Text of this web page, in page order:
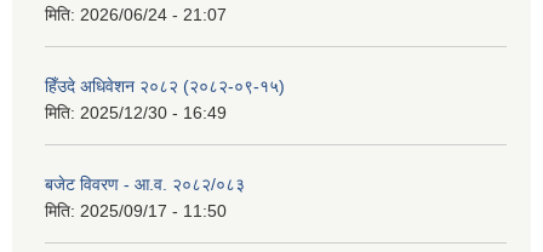
मिति: 2026/06/24 - 21:07
हिँउदे अधिवेशन २०८२ (२०८२-०९-१५)
मिति: 2025/12/30 - 16:49
बजेट विवरण - आ.व. २०८२/०८३
मिति: 2025/09/17 - 11:50